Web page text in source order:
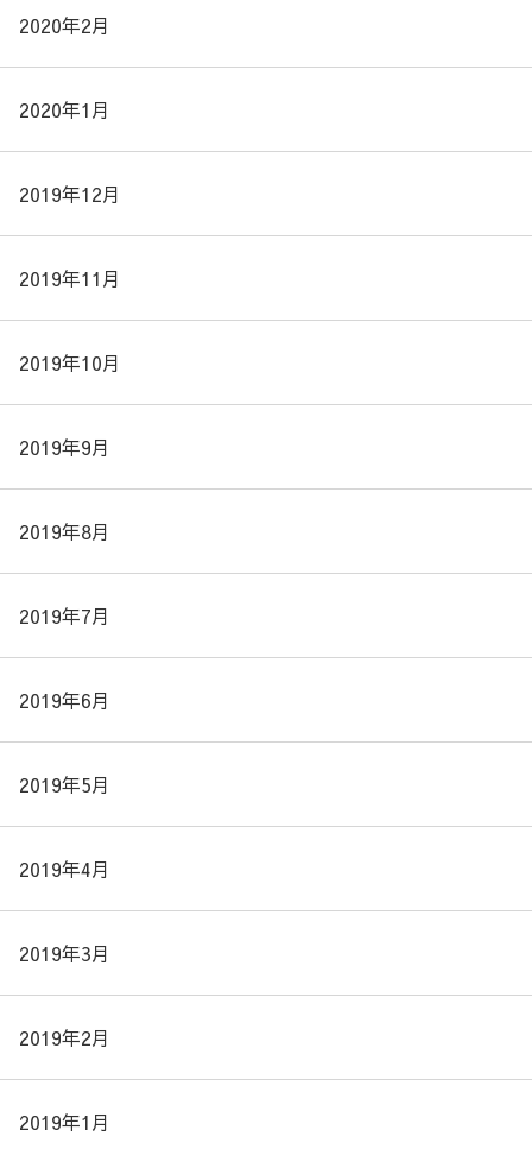
2020年2月
2020年1月
2019年12月
2019年11月
2019年10月
2019年9月
2019年8月
2019年7月
2019年6月
2019年5月
2019年4月
2019年3月
2019年2月
2019年1月